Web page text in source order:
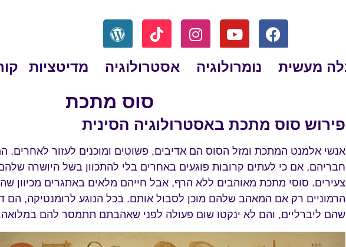
מעשית נומרולוגיה אסטרולוגיה מדיטציות
סוס מתכת
פירוש סוס מתכת באסטרולוגיה הסינית
אנשי אלמנט המתכת ומזל הסוס הם אדיבים, פשוטים ומוכנים לעזור לאחרים.
חבריהם, אם כי לעתים קרובות פוגעים באחרים בלי להתכוון בשל היושרה
צעירים. סוסי מתכת מאוהבים ללא הרף, אבל חייהם מלאים באתגרים מכיוון
הרמוניים רק אם המאהב שלהם מוכן לסבול אותם. בכל הנוגע לרומנטיקה, הם די
שהם ליברליים, והם לא ינקטו שום פעולה לפני שאהבתם תתמסר להם